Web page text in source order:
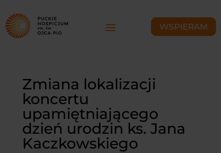
WSPIERAM
Zmiana lokalizacji
koncertu
upamiętniającego
dzień urodzin ks. Jana
Kaczkowskiego